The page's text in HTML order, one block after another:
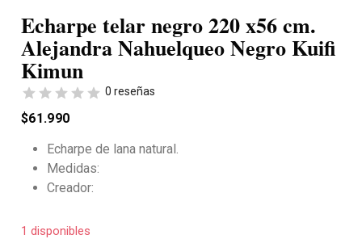
Echarpe telar negro 220 x56 cm.
Alejandra Nahuelqueo Negro Kuifi
Kimun
0 reseñas
$61.990
Echarpe de lana natural.
Medidas:
Creador:
1 disponibles